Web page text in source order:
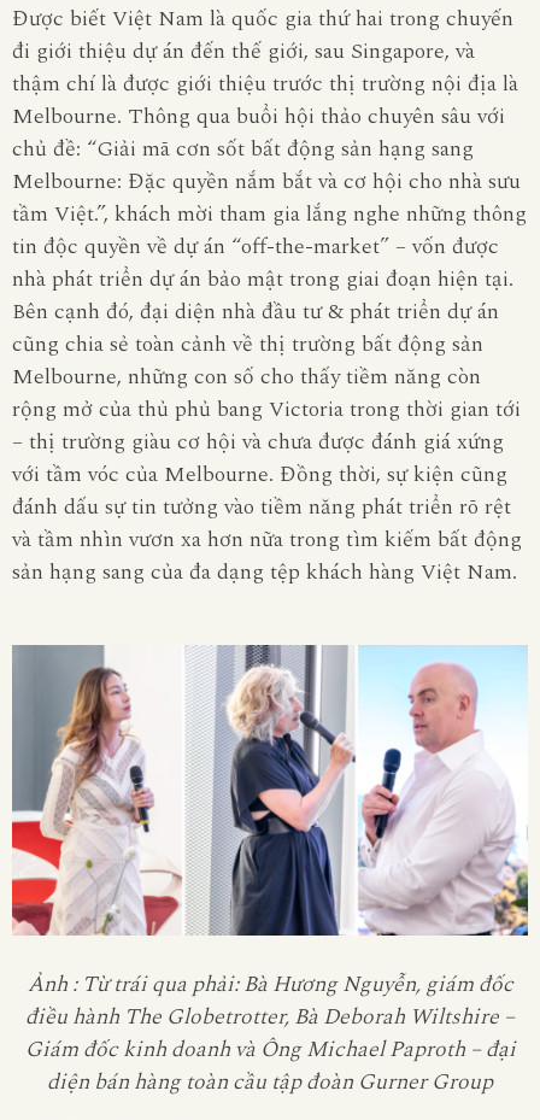
Được biết Việt Nam là quốc gia thứ hai trong chuyến
đi giới thiệu dự án đến thế giới, sau Singapore, và
thậm chí là được giới thiệu trước thị trường nội địa là
Melbourne. Thông qua buổi hội thảo chuyên sâu với
chủ đề: “Giải mã cơn sốt bất động sản hạng sang
Melbourne: Đặc quyền nắm bắt và cơ hội cho nhà sưu
tầm Việt.”, khách mời tham gia lắng nghe những thông
tin độc quyền về dự án “off-the-market” – vốn được
nhà phát triển dự án bảo mật trong giai đoạn hiện tại.
Bên cạnh đó, đại diện nhà đầu tư & phát triển dự án
cũng chia sẻ toàn cảnh về thị trường bất động sản
Melbourne, những con số cho thấy tiềm năng còn
rộng mở của thủ phủ bang Victoria trong thời gian tới
– thị trường giàu cơ hội và chưa được đánh giá xứng
với tầm vóc của Melbourne. Đồng thời, sự kiện cũng
đánh dấu sự tin tưởng vào tiềm năng phát triển rõ rệt
và tầm nhìn vươn xa hơn nữa trong tìm kiếm bất động
sản hạng sang của đa dạng tệp khách hàng Việt Nam.
Ảnh : Từ trái qua phải: Bà Hương Nguyễn, giám đốc
điều hành The Globetrotter, Bà Deborah Wiltshire –
Giám đốc kinh doanh và Ông Michael Paproth – đại
diện bán hàng toàn cầu tập đoàn GurnerGroup